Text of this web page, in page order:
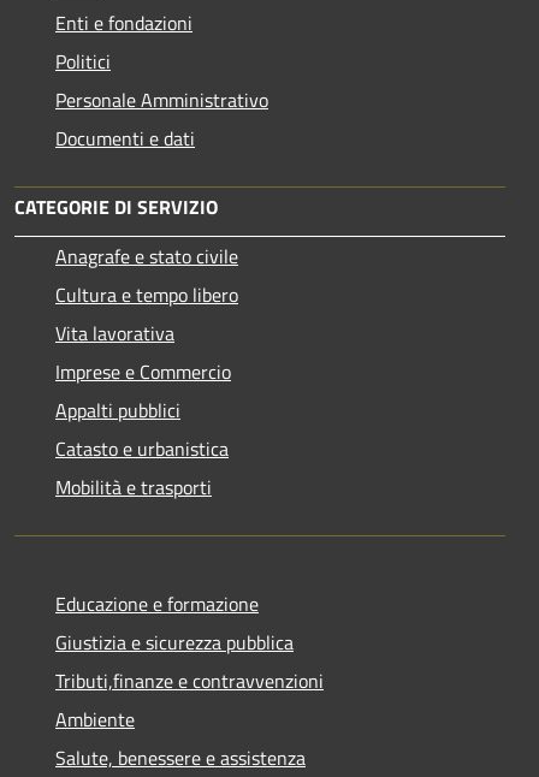
Enti e fondazioni
Politici
Personale Amministrativo
Documenti e dati
CATEGORIE DI SERVIZIO
Anagrafe e stato civile
Cultura e tempo libero
Vita lavorativa
Imprese e Commercio
Appalti pubblici
Catasto e urbanistica
Mobilità e trasporti
Educazione e formazione
Giustizia e sicurezza pubblica
Tributi,finanze e contravvenzioni
Ambiente
Salute, benessere e assistenza